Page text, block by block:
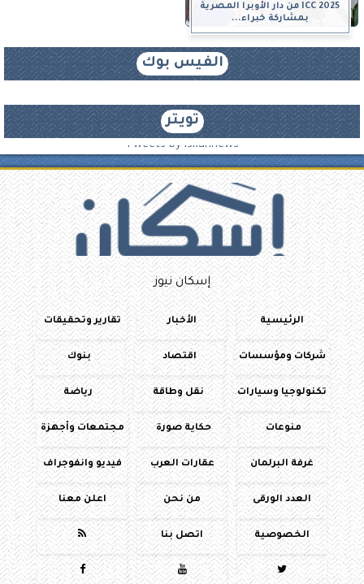
ICC 2025 من دار الأوبرا المصرية
بمشاركة خبراء...
الفيس بوك
تويتر
Tweets by iskannews
إسكان نيوز
الرئيسية الأخبار تقارير وتحقيقات
شركات ومؤسسات اقتصاد بنوك
تكنولوجيا وسيارات نقل وطاقة رياضة
منوعات حكاية صورة مجتمعات وأجهزة
غرفة البرلمان عقارات العرب فيديو وانفوجراف
العدد الورقى من نحن اعلن معنا
الخصوصية اتصل بنا 


